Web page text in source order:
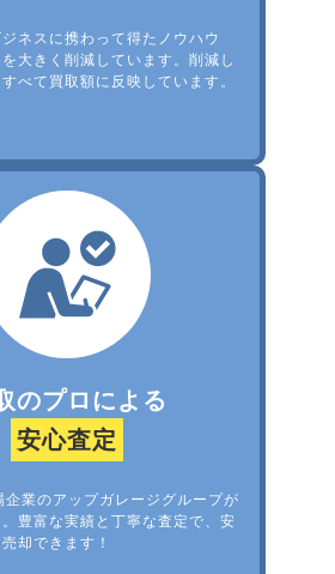
ネスに携わって得たノウハウ
大きく削減しています。削減し
べて買取額に反映しています。
のプロによる
安心査定
業のアップガレージグループが
豊富な実績と丁寧な査定で、安
却できます！